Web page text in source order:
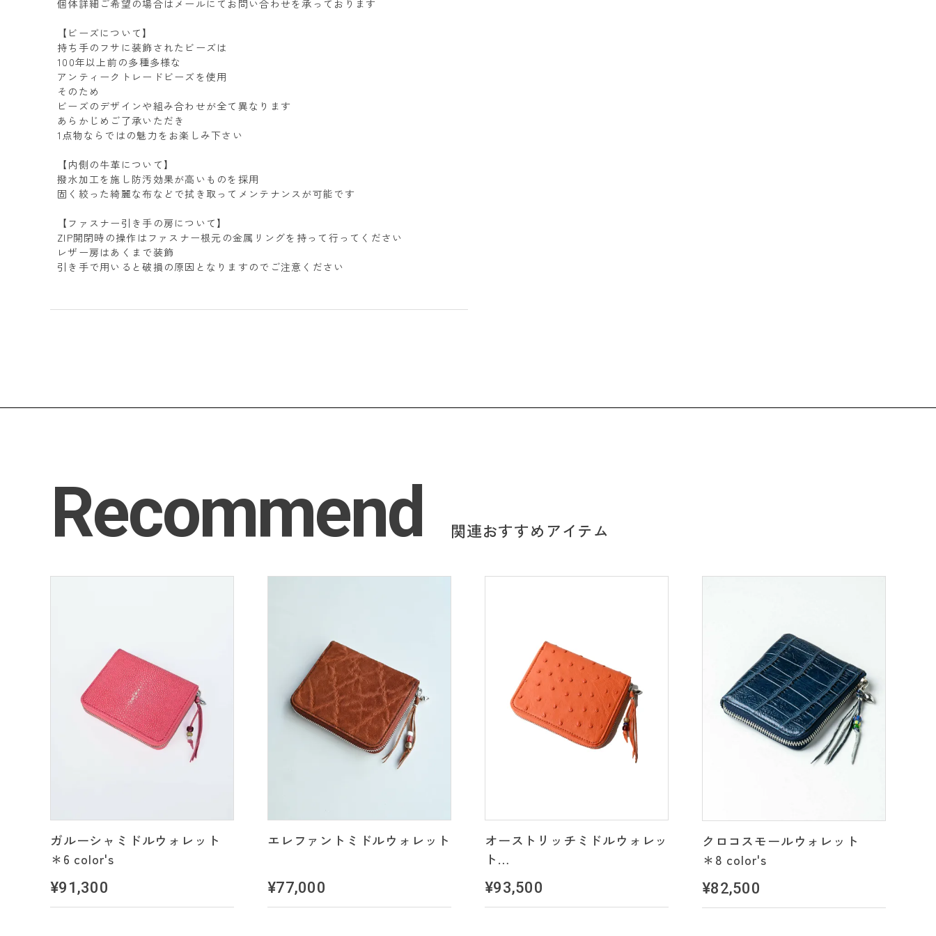
個体詳細ご希望の場合はメールにてお問い合わせを承っております
【ビーズについて】
持ち手のフサに装飾されたビーズは
100年以上前の多種多様な
アンティークトレードビーズを使用
そのため
ビーズのデザインや組み合わせが全て異なります
あらかじめご了承いただき
1点物ならではの魅力をお楽しみ下さい
【内側の牛革について】
撥水加工を施し防汚効果が高いものを採用
固く絞った綺麗な布などで拭き取ってメンテナンスが可能です
【ファスナー引き手の房について】
ZIP開閉時の操作はファスナー根元の金属リングを持って行ってください
レザー房はあくまで装飾
引き手で用いると破損の原因となりますのでご注意ください
Recommend 関連おすすめアイテム
ガルーシャミドルウォレット
＊6 color's
¥91,300
エレファントミドルウォレット
¥77,000
オーストリッチミドルウォレッ
ト
＊2 color's
¥93,500
クロコスモールウォレット
＊8 color's
¥82,500